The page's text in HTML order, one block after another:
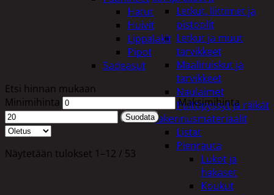
Letkut, liittimet ja
pistoolit
Letkut ja muut
tarvikkeet
Maaliruiskut ja
tarvikkeet
Naulaimet
Pulttipyssyt ja räikät
Rakennusmateriaalit
Listat
Pienrauta
Lukot ja
hakaset
Koukut
Hatut
Huivit
Lippalakit
Pipot
Sadeasut
Etsi hinnan mukaan
Minimihinta
Maksimihinta
Suodata
Näytetään tulokset 1–12 / 53